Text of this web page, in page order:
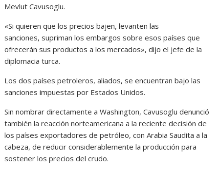
Mevlut Cavusoglu.
«Si quieren que los precios bajen, levanten las
sanciones, supriman los embargos sobre esos países que
ofrecerán sus productos a los mercados», dijo el jefe de la
diplomacia turca.
Los dos países petroleros, aliados, se encuentran bajo las
sanciones impuestas por Estados Unidos.
Sin nombrar directamente a Washington, Cavusoglu denunció
también la reacción norteamericana a la reciente decisión de
los países exportadores de petróleo, con Arabia Saudita a la
cabeza, de reducir considerablemente la producción para
sostener los precios del crudo.